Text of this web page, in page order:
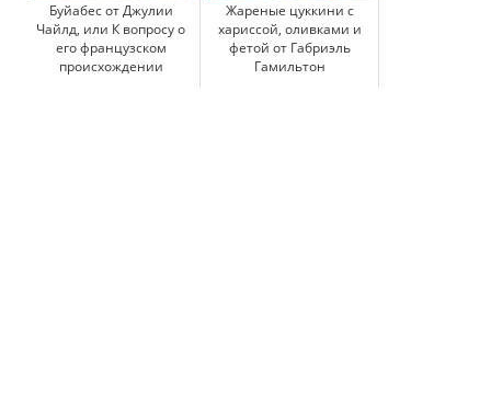
Буйабес от Джулии
Чайлд, или К вопросу о
его французском
происхождении
Жареные цуккини с
хариссой, оливками и
фетой от Габриэль
Гамильтон